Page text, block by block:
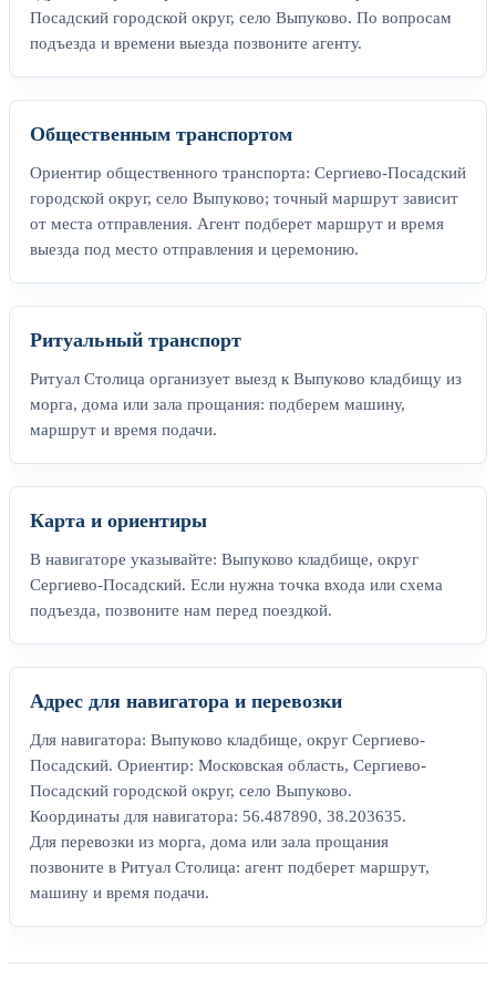
Посадский городской округ, село Выпуково. По вопросам
подъезда и времени выезда позвоните агенту.
Общественным транспортом
Ориентир общественного транспорта: Сергиево-Посадский
городской округ, село Выпуково; точный маршрут зависит
от места отправления. Агент подберет маршрут и время
выезда под место отправления и церемонию.
Ритуальный транспорт
Ритуал Столица организует выезд к Выпуково кладбищу из
морга, дома или зала прощания: подберем машину,
маршрут и время подачи.
Карта и ориентиры
В навигаторе указывайте: Выпуково кладбище, округ
Сергиево-Посадский. Если нужна точка входа или схема
подъезда, позвоните нам перед поездкой.
Адрес для навигатора и перевозки
Для навигатора: Выпуково кладбище, округ Сергиево-
Посадский. Ориентир: Московская область, Сергиево-
Посадский городской округ, село Выпуково.
Координаты для навигатора: 56.487890, 38.203635.
Для перевозки из морга, дома или зала прощания
позвоните в Ритуал Столица: агент подберет маршрут,
машину и время подачи.